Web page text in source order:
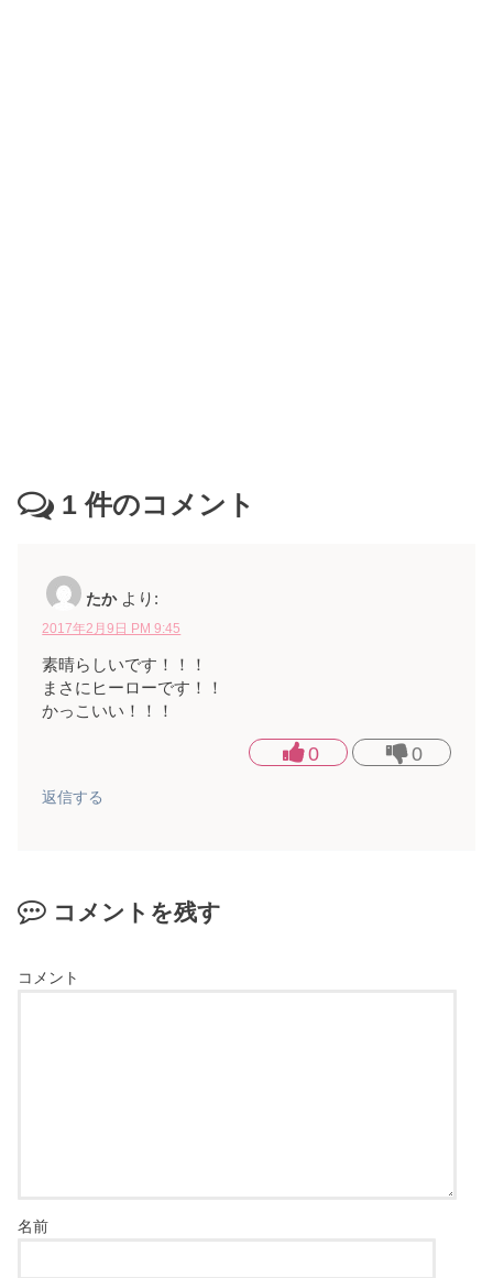
1 件のコメント
たか より:
2017年2月9日 PM 9:45
素晴らしいです！！！
まさにヒーローです！！
かっこいい！！！
0 0
返信する
コメントを残す
コメント
名前